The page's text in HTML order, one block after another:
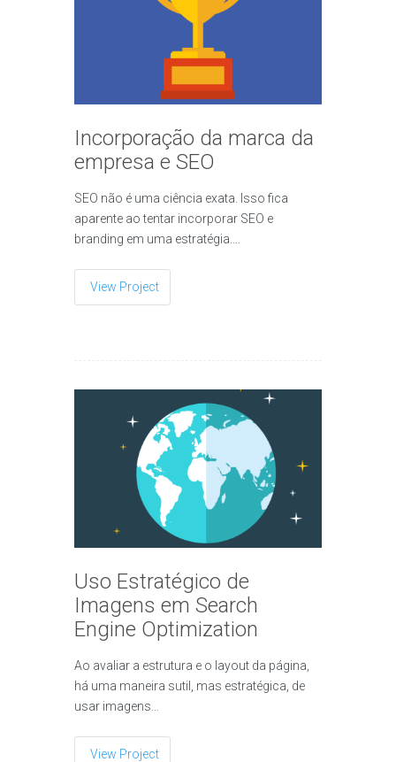
Incorporação da marca da
empresa e SEO
SEO não é uma ciência exata. Isso fica
aparente ao tentar incorporar SEO e
branding em uma estratégia.…
View Project
Uso Estratégico de
Imagens em Search
Engine Optimization
Ao avaliar a estrutura e o layout da página,
há uma maneira sutil, mas estratégica, de
usar imagens…
View Project